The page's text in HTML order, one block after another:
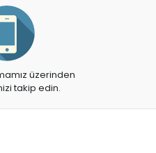
üzerinden
takip edin.